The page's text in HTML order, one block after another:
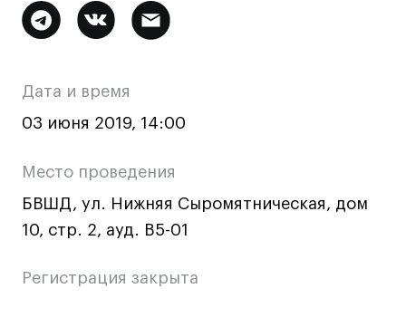
Промышленный и предметный дизайн
Подготовительные курсы и творческое
развитие
ИЗО и Керамика
Ландшафтный дизайн
Все программы
Онлайн-программы
Дополнительная
о
мероприятии
Дата и время
03 июня 2019, 14:00
Место проведения
БВШД, ул. Нижняя Сыромятническая, дом
10, стр. 2, ауд. B5-01
Регистрация закрыта